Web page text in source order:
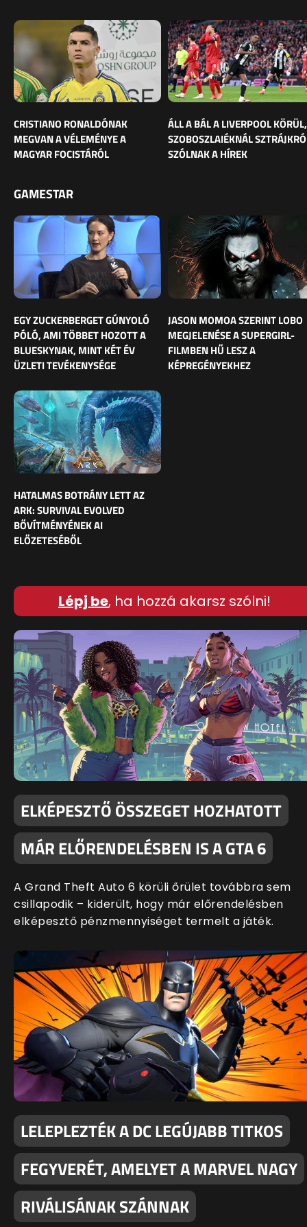
CRISTIANO RONALDÓNAK
MEGVAN A VÉLEMÉNYE A
MAGYAR FOCISTÁRÓL
ÁLL A BÁL A LIVERPOOL KÖRÜL,
SZOBOSZLAIÉKNÁL
SZÓLNAK A HÍREK
GAMESTAR
EGY ZUCKERBERGET GÚNYOLÓ
PÓLÓ, AMI TÖBBET HOZOTT A
BLUESKYNAK, MINT KÉT ÉV
ÜZLETI TEVÉKENYSÉGE
JASON MOMOA SZERINT LOBO
MEGJELENÉSE A SUPERGIRL-
FILMBEN HŰ LESZ A
KÉPREGÉNYEKHEZ
HATALMAS BOTRÁNY LETT AZ
ARK: SURVIVAL EVOLVED
BŐVÍTMÉNYÉNEK AI
ELŐZETESÉBŐL
Lépj be, ha hozzá akarsz szólni!
ELKÉPESZTŐ ÖSSZEGET HOZHATOTT
MÁR ELŐRENDELÉSBEN IS A GTA 6
A Grand Theft Auto 6 körüli őrület továbbra sem
csillapodik – kiderült, hogy már előrendelésben
elképesztő pénzmennyiséget termelt a játék.
LELEPLEZTÉK A DC LEGÚJABB TITKOS
FEGYVERÉT, AMELYET A MARVEL NAGY
RIVÁLISÁNAK SZÁNNAK